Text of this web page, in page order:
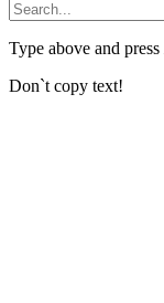
Type above and press
Don`t copy text!